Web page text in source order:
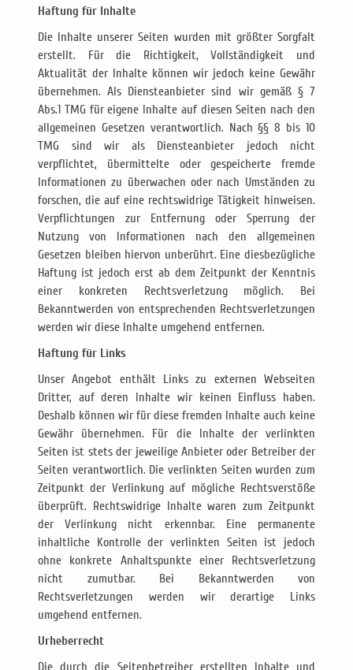
Haftung für Inhalte
Die Inhalte unserer Seiten wurden mit größter Sorgfalt
erstellt. Für die Richtigkeit, Vollständigkeit und
Aktualität der Inhalte können wir jedoch keine Gewähr
übernehmen. Als Diensteanbieter sind wir gemäß § 7
Abs.1 TMG für eigene Inhalte auf diesen Seiten nach den
allgemeinen Gesetzen verantwortlich. Nach §§ 8 bis 10
TMG sind wir als Diensteanbieter jedoch nicht
verpflichtet, übermittelte oder gespeicherte fremde
Informationen zu überwachen oder nach Umständen zu
forschen, die auf eine rechtswidrige Tätigkeit hinweisen.
Verpflichtungen zur Entfernung oder Sperrung der
Nutzung von Informationen nach den allgemeinen
Gesetzen bleiben hiervon unberührt. Eine diesbezügliche
Haftung ist jedoch erst ab dem Zeitpunkt der Kenntnis
einer konkreten Rechtsverletzung möglich. Bei
Bekanntwerden von entsprechenden Rechtsverletzungen
werden wir diese Inhalte umgehend entfernen.
Haftung für Links
Unser Angebot enthält Links zu externen Webseiten
Dritter, auf deren Inhalte wir keinen Einfluss haben.
Deshalb können wir für diese fremden Inhalte auch keine
Gewähr übernehmen. Für die Inhalte der verlinkten
Seiten ist stets der jeweilige Anbieter oder Betreiber der
Seiten verantwortlich. Die verlinkten Seiten wurden zum
Zeitpunkt der Verlinkung auf mögliche Rechtsverstöße
überprüft. Rechtswidrige Inhalte waren zum Zeitpunkt
der Verlinkung nicht erkennbar. Eine permanente
inhaltliche Kontrolle der verlinkten Seiten ist jedoch
ohne konkrete Anhaltspunkte einer Rechtsverletzung
nicht zumutbar. Bei Bekanntwerden von
Rechtsverletzungen werden wir derartige Links
umgehend entfernen.
Urheberrecht
Die durch die Seitenbetreiber erstellten Inhalte und